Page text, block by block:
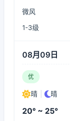
微风
1-3级
08月09日
优
晴 晴
20° ~ 25°